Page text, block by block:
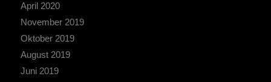
April 2020
November 2019
Oktober 2019
August 2019
Juni 2019